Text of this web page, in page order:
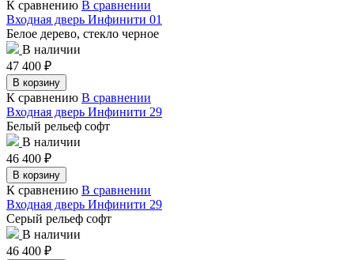
К сравнению В сравнении
Входная дверь Инфинити 01
Белое дерево, стекло черное
В наличии
47 400 ₽
В корзину
К сравнению В сравнении
Входная дверь Инфинити 29
Белый рельеф софт
В наличии
46 400 ₽
В корзину
К сравнению В сравнении
Входная дверь Инфинити 29
Серый рельеф софт
В наличии
46 400 ₽